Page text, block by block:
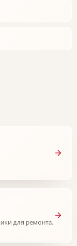
для ремонта.